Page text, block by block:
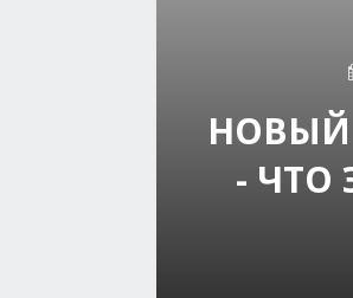
НОВЫЙ
- ЧТО